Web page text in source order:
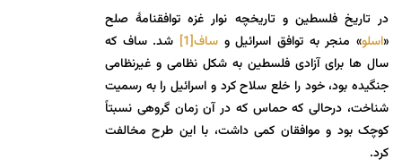
در تاریخ فلسطین و تاریخچه نوار غزه توافقنامۀ صلح
«اسلو» منجر به توافق اسرائیل و ساف[1]
شد. ساف که
سال ها برای آزادی فلسطین به شکل نظامی و غیرنظامی
جنگیده بود، خود را خلع سلاح کرد و اسرائیل را به رسمیت
شناخت، درحالی که حماس که در آن زمان گروهی نسبتاً
کوچک بود و موافقان کمی داشت، با این طرح مخالفت
کرد.